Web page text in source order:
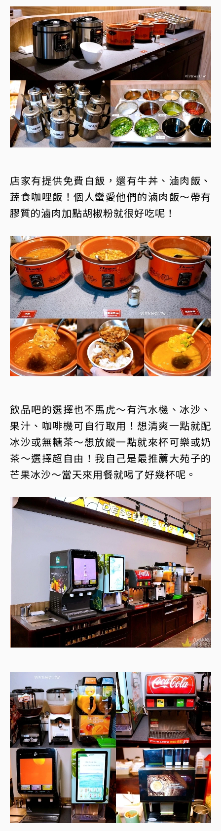
店家有提供免費白飯，還有牛丼、滷肉飯、
蔬食咖哩飯！個人蠻愛他們的滷肉飯～帶有
膠質的滷肉加點胡椒粉就很好吃呢！
飲品吧的選擇也不馬虎～有汽水機、冰沙、
果汁、咖啡機可自行取用！想清爽一點就配
冰沙或無糖茶～想放縱一點就來杯可樂或奶
茶～選擇超自由！我自己是最推薦大苑子的
芒果冰沙～當天來用餐就喝了好幾杯呢。